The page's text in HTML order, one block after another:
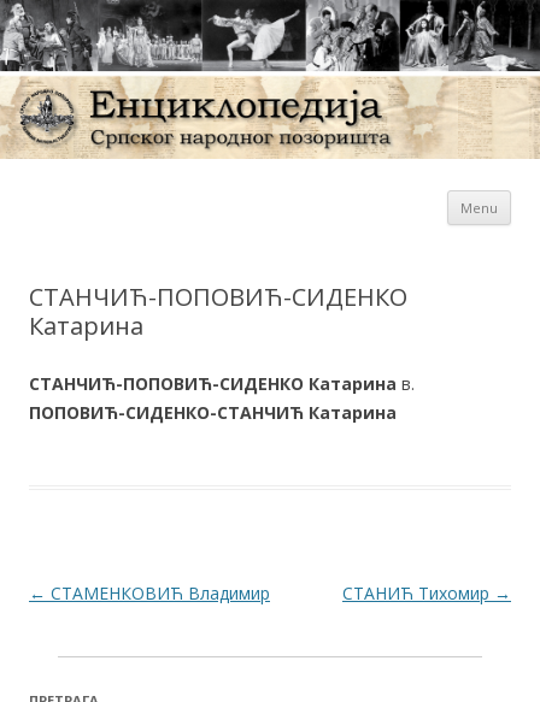
Енциклопедија СрпскогMenu
СТАНЧИЋ-ПОПОВИЋ-СИДЕНКО
Катарина
СТАНЧИЋ-ПОПОВИЋ-СИДЕНКО Катарина в.
ПОПОВИЋ-СИДЕНКО-СТАНЧИЋ Катарина
Post navigation
← СТАМЕНКОВИЋ Владимир СТАНИЋ Тихомир →